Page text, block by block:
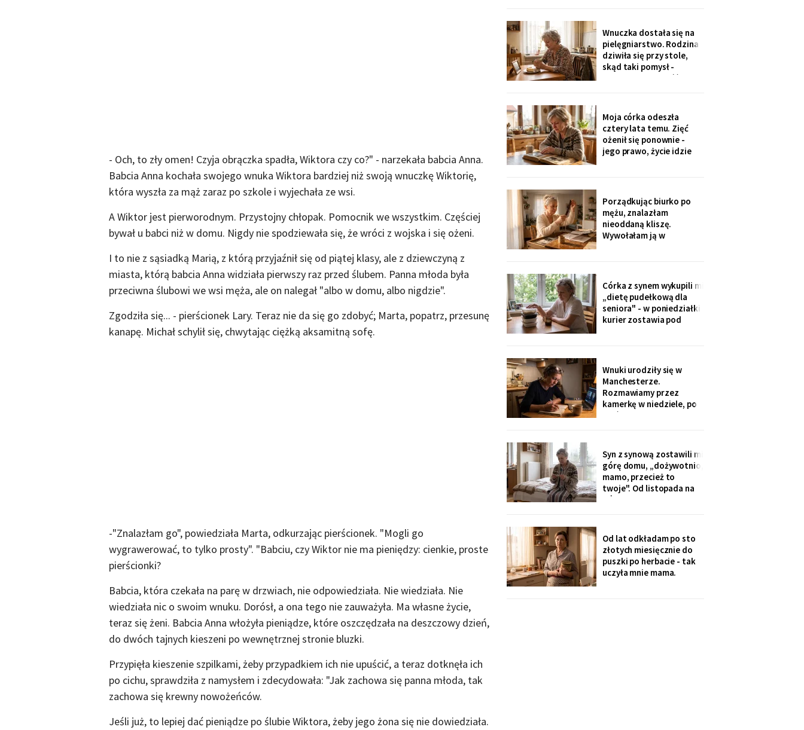
- Och, to zły omen! Czyja obrączka spadła, Wiktora czy co?" - narzekała babcia Anna.
Babcia Anna kochała swojego wnuka Wiktora bardziej niż swoją wnuczkę Wiktorię,
która wyszła za mąż zaraz po szkole i wyjechała ze wsi.
A Wiktor jest pierworodnym. Przystojny chłopak. Pomocnik we wszystkim. Częściej
bywał u babci niż w domu. Nigdy nie spodziewała się, że wróci z wojska i się ożeni.
I to nie z sąsiadką Marią, z którą przyjaźnił się od piątej klasy, ale z dziewczyną z
miasta, którą babcia Anna widziała pierwszy raz przed ślubem. Panna młoda była
przeciwna ślubowi we wsi męża, ale on nalegał "albo w domu, albo nigdzie".
Zgodziła się... - pierścionek Lary. Teraz nie da się go zdobyć; Marta, popatrz, przesunę
kanapę. Michał schylił się, chwytając ciężką aksamitną sofę.
-"Znalazłam go", powiedziała Marta, odkurzając pierścionek. "Mogli go
wygrawerować, to tylko prosty". "Babciu, czy Wiktor nie ma pieniędzy: cienkie, proste
pierścionki?
Babcia, która czekała na parę w drzwiach, nie odpowiedziała. Nie wiedziała. Nie
wiedziała nic o swoim wnuku. Dorósł, a ona tego nie zauważyła. Ma własne życie,
teraz się żeni. Babcia Anna włożyła pieniądze, które oszczędzała na deszczowy dzień,
do dwóch tajnych kieszeni po wewnętrznej stronie bluzki.
Przypięła kieszenie szpilkami, żeby przypadkiem ich nie upuścić, a teraz dotknęła ich
po cichu, sprawdziła z namysłem i zdecydowała: "Jak zachowa się panna młoda, tak
zachowa się krewny nowożeńców.
Jeśli już, to lepiej dać pieniądze po ślubie Wiktora, żeby jego żona się nie dowiedziała.
jedenaście podpisów.
Rozpoznałam charakter
pisma córki - ma tu
kawalerkę pod wynajem.
„Mamo, bez przesady
Wnuczka dostała się na
pielęgniarstwo. Rodzina
dziwiła się przy stole,
skąd taki pomysł -
przecież mogła „iść na
podnosząc głowy znad
talerza: „bo widziałam,
jak babcia trzy lata
zajmowała się dziadkiem.
Też chcę tak
Moja córka odeszła
cztery lata temu. Zięć
ożenił się ponownie -
jego prawo, życie idzie
ścian, „bo ciocia nie lubi
na nie patrzeć". Dałam jej
mały album - schowała go
do tornistra jak
Porządkując biurko po
mężu, znalazłam
nieoddaną kliszę.
Wywołałam ją w
roześmiana kobieta przy
ognisku. Na ostatniej
klatce on - młody, z
wąsami, obejmuje ją
ramieniem.
Córka z synem wykupili mi
„dietę pudełkową dla
seniora" - w poniedziałki
kurier zostawia pod
jesteśmy spokojni,
mamo". Od marca nikt nie
przyjechał. Na każdym
pudełku naklejka: moje
imię
Wnuki urodziły się w
Manchesterze.
Rozmawiamy przez
kamerkę w niedziele, po
pięć minut, bo „im się
angielsku, a syn
przetłumaczył ze
śmiechem: „pyta, kim jest
ta pani". Kupiłam zeszyt i
uczę się angielskiego
Syn z synową zostawili mi
górę domu, „dożywotnio,
mamo, przecież to
twoje". Od listopada na
górze grzeje tylko jeden
Rano w moim pokoju jest
czternaście stopni.
Termometr przyniosła mi
wnuczka - ona
Od lat odkładam po sto
złotych miesięcznie do
puszki po herbacie - tak
uczyła mnie mama.